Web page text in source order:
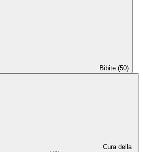
Bibite (50)
Cura della